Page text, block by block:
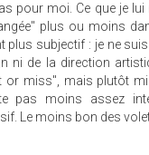
pour moi. Ce que je lui
plus ou moins
plus subjectif : je ne
ni de la direction
or miss", mais plutôt
pas moins assez
Le moins bon des